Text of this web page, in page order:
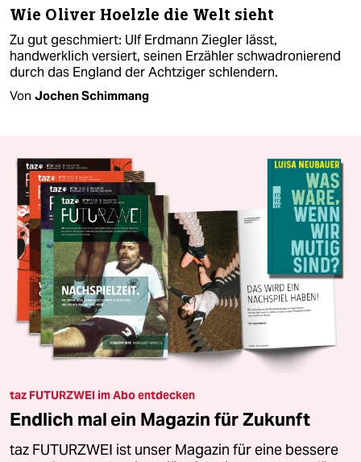
Wie Oliver Hoelzle die Welt sieht
Zu gut geschmiert: Ulf Erdmann Ziegler lässt,
handwerklich versiert, seinen Erzähler schwadronierend
durch das England der Achtziger schlendern.
Von Jochen Schimmang
taz FUTURZWEI im Abo entdecken
Endlich mal ein Magazin für Zukunft
taz FUTURZWEI ist unser Magazin für eine bessere